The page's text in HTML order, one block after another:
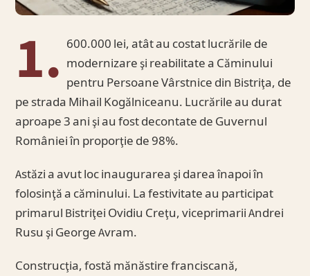
1. 600.000 lei, atât au costat lucrările de
modernizare şi reabilitate a Căminului
pentru Persoane Vârstnice din Bistriţa, de
pe strada Mihail Kogălniceanu. Lucrările au durat
aproape 3 ani şi au fost decontate de Guvernul
României în proporţie de 98%.
Astăzi a avut loc inaugurarea şi darea înapoi în
folosinţă a căminului. La festivitate au participat
primarul Bistriţei Ovidiu Creţu, viceprimarii Andrei
Rusu şi George Avram.
Construcţia, fostă mănăstire franciscană,